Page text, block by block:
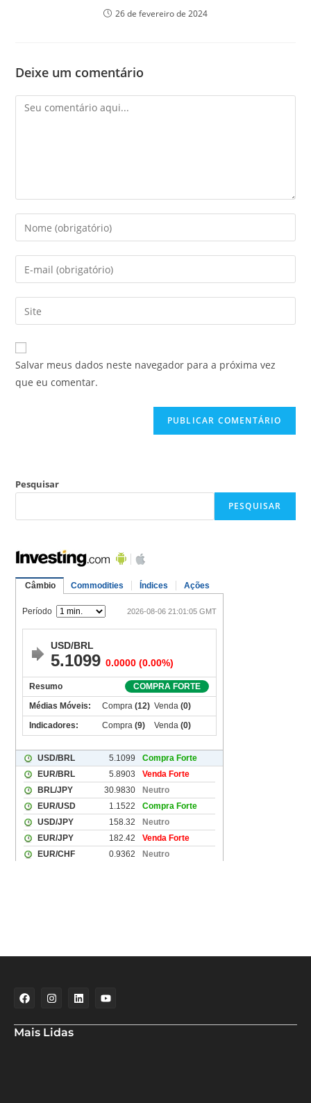
26 de fevereiro de 2024
Deixe um comentário
Salvar meus dados neste navegador para a próxima vez
que eu comentar.
Pesquisar
PESQUISAR
Mais Lidas